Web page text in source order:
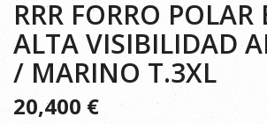
RRR FORRO
ALTA VISIBILIDAD
/ MARINO T.3XL
20,400€